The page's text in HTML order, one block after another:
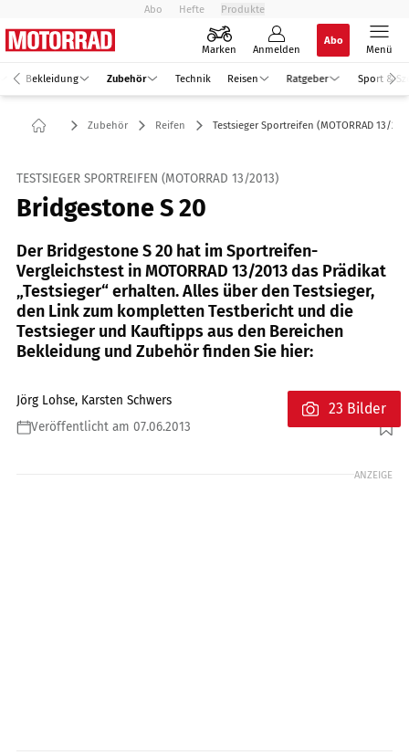
Abo Hefte Produkte
Marken Anmelden
Abo
Menü
Bekleidung Zubehör Technik Reisen Ratgeber Sport &
Zubehör Reifen Testsieger Sportreifen (MOTORRAD 13/
TESTSIEGER SPORTREIFEN (MOTORRAD 13/2013)
Bridgestone S 20
Der Bridgestone S 20 hat im Sportreifen-
Vergleichstest in MOTORRAD 13/2013 das Prädikat
„Testsieger“ erhalten. Alles über den Testsieger,
den Link zum kompletten Testbericht und die
Testsieger und Kauftipps aus den Bereichen
Bekleidung und Zubehör finden Sie hier:
Jörg Lohse, Karsten Schwers
Veröffentlicht am 07.06.2013
Foto: mps-Fotostudio
23 Bilder
ANZEIGE